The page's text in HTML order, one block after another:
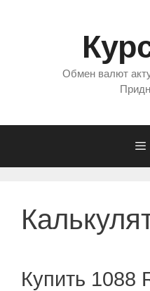
Обмен валют
Купить 1088